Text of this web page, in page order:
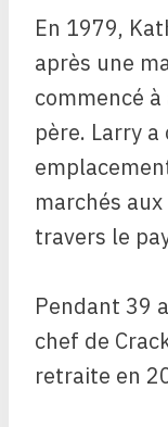
En 1979,
après une
commencé
père. Larry
marchés
travers le
Pendant 39
chef de
retraite en